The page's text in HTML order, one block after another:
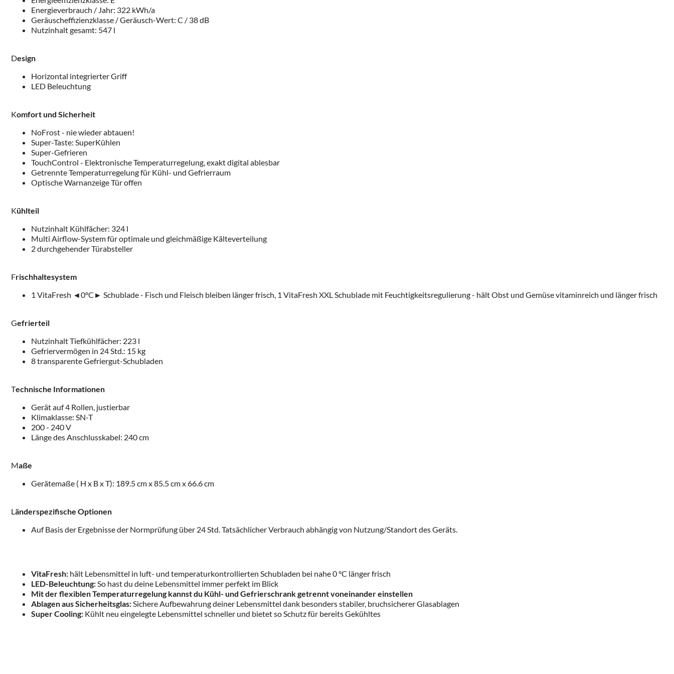
Energieverbrauch / Jahr: 322 kWh/a
Geräuscheffizienzklasse / Geräusch-Wert: C / 38 dB
Nutzinhalt gesamt: 547 l
Design
Horizontal integrierter Griff
LED Beleuchtung
Komfort und Sicherheit
NoFrost - nie wieder abtauen!
Super-Taste: SuperKühlen
Super-Gefrieren
TouchControl - Elektronische Temperaturregelung, exakt digital ablesbar
Getrennte Temperaturregelung für Kühl- und Gefrierraum
Optische Warnanzeige Tür offen
Kühlteil
Nutzinhalt Kühlfächer: 324 l
Multi Airflow-System für optimale und gleichmäßige Kälteverteilung
2 durchgehender Türabsteller
Frischhaltesystem
1 VitaFresh ◄0°C ► Schublade - Fisch und Fleisch bleiben länger frisch, 1 VitaFresh XXL Schublade mit Feuchtigkeitsregulierung - hält Obst und Gemüse vitaminreich und länger frisch
Gefrierteil
Nutzinhalt Tiefkühlfächer: 223 l
Gefriervermögen in 24 Std.: 15 kg
8 transparente Gefriergut-Schubladen
Technische Informationen
Gerät auf 4 Rollen, justierbar
Klimaklasse: SN-T
200 - 240 V
Länge des Anschlusskabel: 240 cm
Maße
Gerätemaße ( H x B x T): 189.5 cm x 85.5 cm x 66.6 cm
L änderspezifische Optionen
Auf Basis der Ergebnisse der Normprüfung über 24 Std. Tatsächlicher Verbrauch abhängig von Nutzung/Standort des Geräts.
VitaFresh: hält Lebensmittel in luft- und temperaturkontrollierten Schubladen bei nahe 0 °C länger frisch
LED-Beleuchtung: So hast du deine Lebensmittel immer perfekt im Blick
Mit der flexiblen Temperaturregelung kannst du Kühl- und Gefrierschrank getrennt voneinander einstellen
Ablagen aus Sicherheitsglas: Sichere Aufbewahrung deiner Lebensmittel dank besonders stabiler, bruchsicherer Glasablagen
Super Cooling: Kühlt neu eingelegte Lebensmittel schneller und bietet so Schutz für bereits Gekühltes